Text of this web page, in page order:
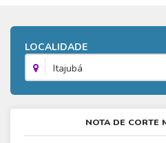
Enem – Cartilha redação
Hora do Enem – O que é
Enem – Gabarito oficial
SISU – Universidades
SISU - Simulador
Prouni – Lista de espera
Prouni - Universidades
Prouni – Simulador
Fies – Como fazer a inscrição
Fies e Prouni – Diferença
Fies - Simulador
ENARE
LOCALIDADE
Itajubá
NOTA DE CORTE